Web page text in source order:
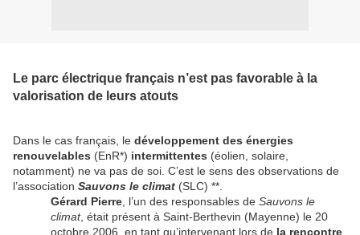
Le parc électrique français n’est pas favorable à la
valorisation de leurs atouts
Dans le cas français, le développement des énergies
renouvelables (EnR*) intermittentes (éolien, solaire,
notamment) ne va pas de soi. C’est le sens des observations de
l’association Sauvons le climat (SLC) **.
Gérard Pierre , l’un des responsables deSauvons le
climat, était présent à Saint-Berthevin (Mayenne) le 20
octobre 2006, en tant qu’intervenant lors de la rencontre